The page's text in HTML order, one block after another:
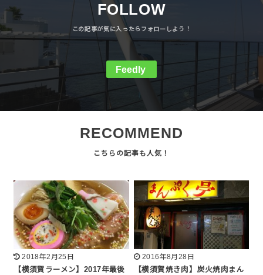
FOLLOW
Feedly
RECOMMEND
2018年2月25日
【横須賀ラーメン】2017年最後
2016年8月28日
【横須賀焼き肉】炭火焼肉まん